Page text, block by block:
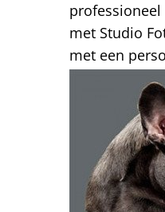
professioneel
met Studio
met een